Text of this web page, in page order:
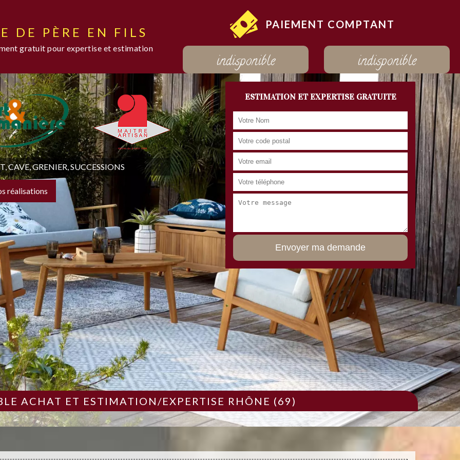
DE PÈRE EN FILS
gratuit pour expertise et estimation
PAIEMENT COMPTANT
indisponible indisponible
CAVE, GRENIER, SUCCESSIONS
réalisations
ESTIMATION ET EXPERTISE GRATUITE
ACHAT ET ESTIMATION/EXPERTISE RHÔNE (69)